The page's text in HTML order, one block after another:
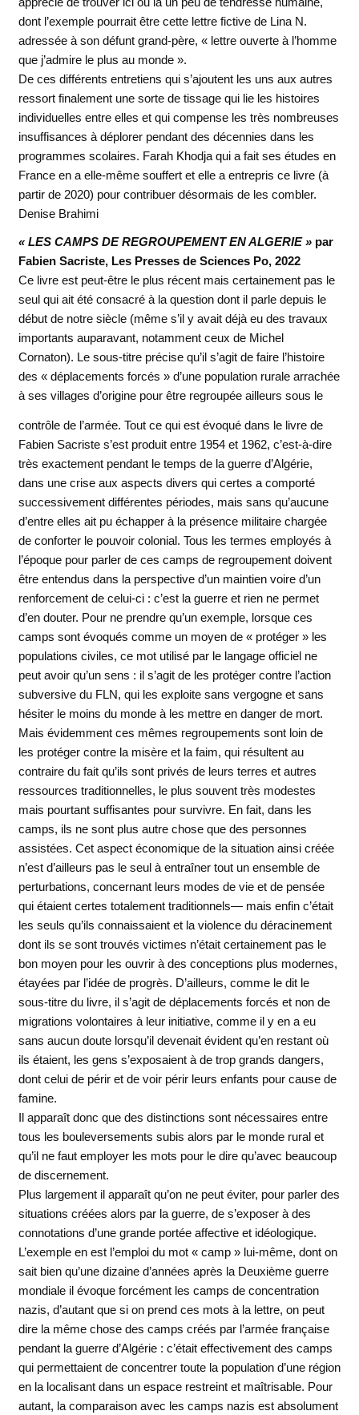
dont l’exemple pourrait être cette lettre fictive de Lina N.
adressée à son défunt grand-père, « lettre ouverte à l’homme
que j’admire le plus au monde ».
De ces différents entretiens qui s’ajoutent les uns aux autres
ressort finalement une sorte de tissage qui lie les histoires
individuelles entre elles et qui compense les très nombreuses
insuffisances à déplorer pendant des décennies dans les
programmes scolaires. Farah Khodja qui a fait ses études en
France en a elle-même souffert et elle a entrepris ce livre (à
partir de 2020) pour contribuer désormais de les combler.
Denise Brahimi
« LES CAMPS DE REGROUPEMENT EN ALGERIE »par
Fabien Sacriste, Les Presses de Sciences Po, 2022
Ce livre est peut-être le plus récent mais certainement pas le
seul qui ait été consacré à la question dont il parle depuis le
début de notre siècle (même s’il y avait déjà eu des travaux
importants auparavant, notamment ceux de Michel
Cornaton). Le sous-titre précise qu’il s’agit de faire l’histoire
des « déplacements forcés » d’une population rurale arrachée
à ses villages d’origine pour être regroupée ailleurs sous le
contrôle de l’armée. Tout ce qui est évoqué dans le livre de
Fabien Sacriste s’est produit entre 1954 et 1962, c’est-à-dire
très exactement pendant le temps de la guerre d’Algérie,
dans une crise aux aspects divers qui certes a comporté
successivement différentes périodes, mais sans qu’aucune
d’entre elles ait pu échapper à la présence militaire chargée
de conforter le pouvoir colonial. Tous les termes employés à
l’époque pour parler de ces camps de regroupement doivent
être entendus dans la perspective d’un maintien voire d’un
renforcement de celui-ci : c’est la guerre et rien ne permet
d’en douter. Pour ne prendre qu’un exemple, lorsque ces
camps sont évoqués comme un moyen de « protéger » les
populations civiles, ce mot utilisé par le langage officiel ne
peut avoir qu’un sens : il s’agit de les protéger contre l’action
subversive du FLN, qui les exploite sans vergogne et sans
hésiter le moins du monde à les mettre en danger de mort.
Mais évidemment ces mêmes regroupements sont loin de
les protéger contre la misère et la faim, qui résultent au
contraire du fait qu’ils sont privés de leurs terres et autres
ressources traditionnelles, le plus souvent très modestes
mais pourtant suffisantes pour survivre. En fait, dans les
camps, ils ne sont plus autre chose que des personnes
assistées. Cet aspect économique de la situation ainsi créée
n’est d’ailleurs pas le seul à entraîner tout un ensemble de
perturbations, concernant leurs modes de vie et de pensée
qui étaient certes totalement traditionnels— mais enfin c’était
les seuls qu’ils connaissaient et la violence du déracinement
dont ils se sont trouvés victimes n’était certainement pas le
bon moyen pour les ouvrir à des conceptions plus modernes,
étayées par l’idée de progrès. D’ailleurs, comme le dit le
sous-titre du livre, il s’agit de déplacements forcés et non de
migrations volontaires à leur initiative, comme il y en a eu
sans aucun doute lorsqu’il devenait évident qu’en restant où
ils étaient, les gens s’exposaient à de trop grands dangers,
dont celui de périr et de voir périr leurs enfants pour cause de
famine.
Il apparaît donc que des distinctions sont nécessaires entre
tous les bouleversements subis alors par le monde rural et
qu’il ne faut employer les mots pour le dire qu’avec beaucoup
de discernement.
Plus largement il apparaît qu’on ne peut éviter, pour parler des
situations créées alors par la guerre, de s’exposer à des
connotations d’une grande portée affective et idéologique.
L’exemple en est l’emploi du mot « camp » lui-même, dont on
sait bien qu’une dizaine d’années après la Deuxième guerre
mondiale il évoque forcément les camps de concentration
nazis, d’autant que si on prend ces mots à la lettre, on peut
dire la même chose des camps créés par l’armée française
pendant la guerre d’Algérie : c’était effectivement des camps
qui permettaient de concentrer toute la population d’une région
en la localisant dans un espace restreint et maîtrisable. Pour
autant, la comparaison avec les camps nazis est absolument